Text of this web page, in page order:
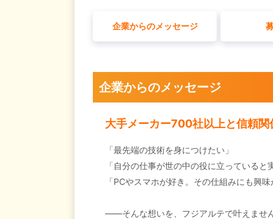
企業からのメッセージ
企業からのメッセージ
大手メーカー700社以上と信頼
「最先端の技術を身につけたい」
「自分の仕事が世の中の役に立っていると
「PCやスマホが好き。その仕組みにも興味
――そんな想いを、フジアルテで叶えませ